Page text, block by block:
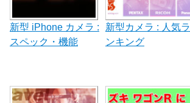
新型 iPhone カメラ :
スペック・機能
新型カメラ : 人気ラ
ンキング